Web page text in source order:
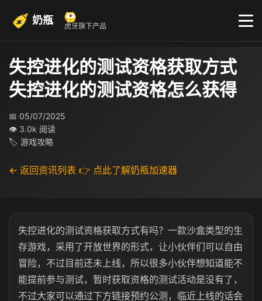
奶瓶 虎牙旗下产品
失控进化的测试资格获取方式
失控进化的测试资格怎么获得
📅 05/07/2025
👁 3.0k 阅读
🏷 游戏攻略
← 返回资讯列表 👉 点此了解奶瓶加速器
失控进化的测试资格获取方式有吗？一款沙盒类型的生
存游戏，采用了开放世界的形式，让小伙伴们可以自由
冒险，不过目前还未上线，所以很多小伙伴想知道能不
能提前参与测试，暂时获取资格的测试活动是没有了，
不过大家可以通过下方链接预约公测，临近上线的话会